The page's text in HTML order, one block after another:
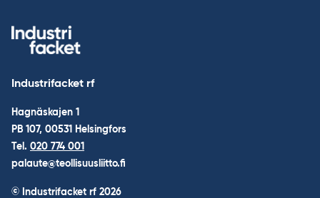
Industrifacket rf
Hagnäskajen 1
PB 107, 00531 Helsingfors
Tel. 020 774 001
palaute@teollisuusliitto.fi
© Industrifacket rf 2026